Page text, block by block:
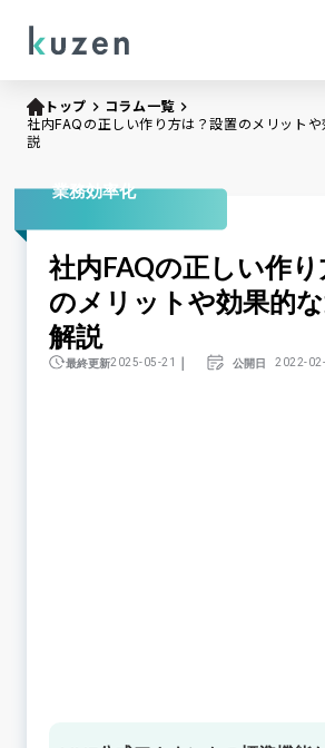
トップ keyboard_arrow_right コラム一覧keyboard_arrow_right
社内FAQの正しい作り方は？設置のメリット
説
業務効率化
社内FAQの正しい作
のメリットや効果的
解説
最終更新2025-05-21 ｜ 公開日 2022-